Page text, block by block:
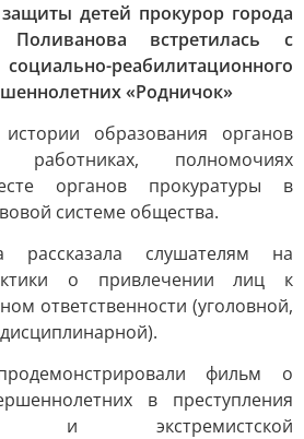
детей прокурор города
встретилась с
реабилитационного
«Родничок»
образования органов
работниках, полномочиях
органов прокуратуры в
системе общества.
рассказала слушателям на
о привлечении лиц к
ответственности (уголовной,
фильм о
в преступления
и экстремистской